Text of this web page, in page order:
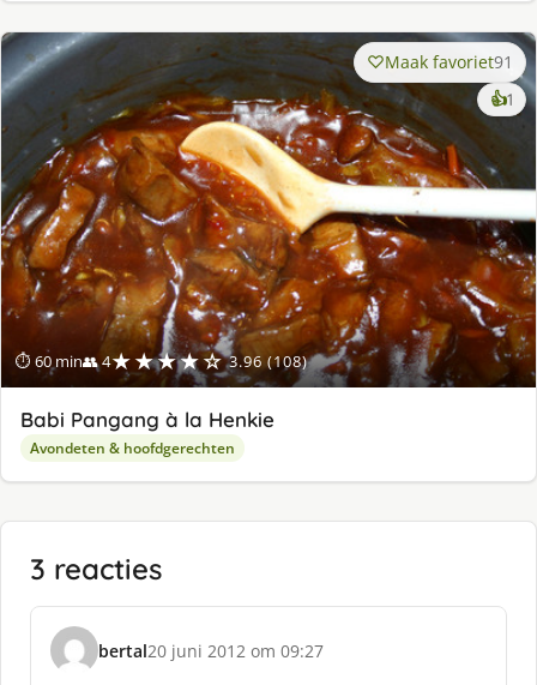
⏱ 60 min👥 4★★★★☆ 3.96 (108)
Maak favoriet91
👍1
Babi Pangang à la Henkie
Avondeten & hoofdgerechten
3 reacties
bertal
s
20 juni 2012 om 09:27